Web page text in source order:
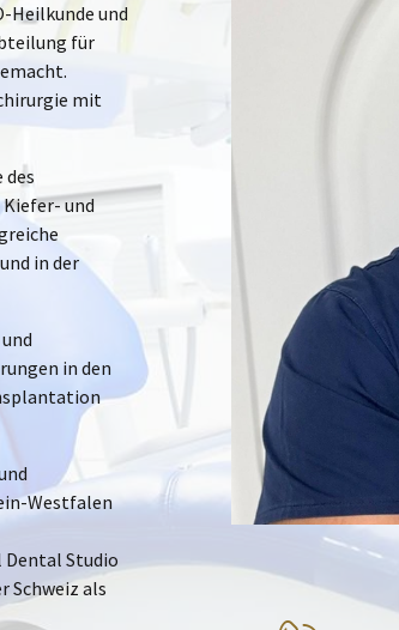
Heilkunde und
für
mit
und
in der
in den
Westfalen
Dental Studio
Schweiz als